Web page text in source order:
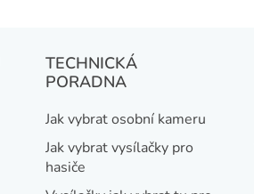
v
ý
p
i
s
TECHNICKÁ
PORADNA
Jak vybrat osobní kameru
Jak vybrat vysílačky pro
hasiče